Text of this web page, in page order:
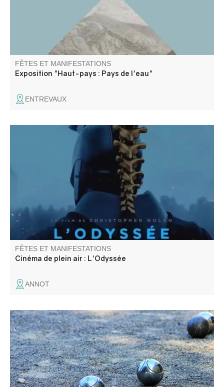
FÊTES ET MANIFESTATIONS
Exposition "Haut-pays : Pays de l'eau"
ENTREVAUX
Le Cinéma de Pays et la Mairie d'Annot vous proposent
une projection en plein air : L'Odyssée
FÊTES ET MANIFESTATIONS
Cinéma de plein air : L'Odyssée
ANNOT
Les amis de Demandolx vous proposent 3 jours de fête,
loto, messe , apéritif, groupe folklorique, concours de
boules et aïoli.